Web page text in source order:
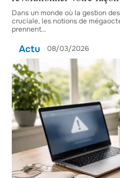
Dans un monde où la gestion
cruciale, les notions de
prennent…
Actu 08/03/2026